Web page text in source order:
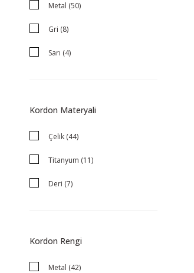
Metal (50)
Gri (8)
Sarı (4)
Kordon Materyali
Çelik (44)
Titanyum (11)
Deri (7)
Kordon Rengi
Metal (42)